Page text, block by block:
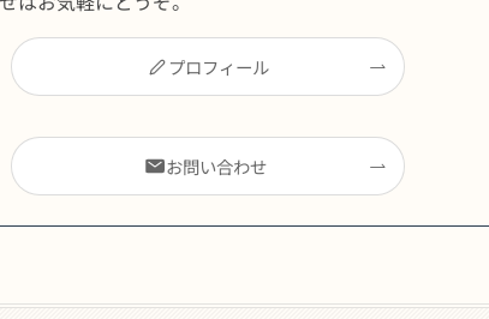
プロフィール
お問い合わせ